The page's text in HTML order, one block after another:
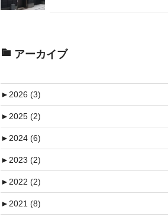
アーカイブ
►2026 (3)
►2025 (2)
►2024 (6)
►2023 (2)
►2022 (2)
►2021 (8)